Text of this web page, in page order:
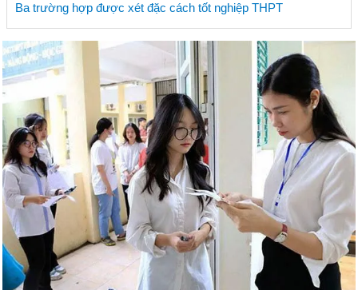
Ba trường hợp được xét đặc cách tốt nghiệp THPT